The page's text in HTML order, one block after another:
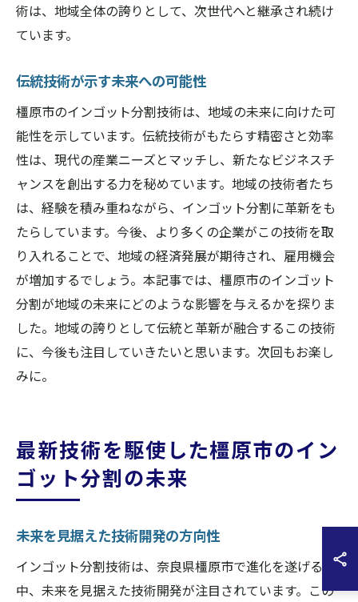
術は、地域全体の誇りとして、次世代へと継承され続け
ています。
伝統技術が示す未来への可能性
橿原市のインゴット分割技術は、地域の未来に向けた可
能性を示しています。伝統技術がもたらす精密さと効率
性は、現代の産業ニーズとマッチし、新たなビジネスチ
ャンスを創出する力を秘めています。地域の技術者たち
は、経験を積み重ねながら、インゴット分割に革新をも
たらしています。今後、より多くの企業がこの技術を取
り入れることで、地域の経済発展が期待され、雇用機会
が増加するでしょう。本記事では、橿原市のインゴット
分割が地域の未来にどのような影響を与えるかを探りま
した。地域の誇りとして伝統と革新が融合するこの技術
に、今後も注目していきたいと思います。次回もお楽し
みに。
最新技術を駆使した橿原市のイン
ゴット分割の未来
未来を見据えた技術開発の方向性
インゴット分割技術は、奈良県橿原市で進化を遂げる
中、未来を見据えた技術開発が注目されています。この